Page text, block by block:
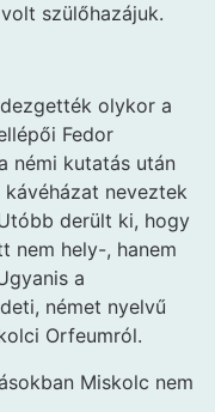
szülőhazájuk.
olykor a
Fedor
némi kutatás után
neveztek
derült ki, hogy
nem hely-, hanem
a
német nyelvű
Orfeumról.
Miskolc nem